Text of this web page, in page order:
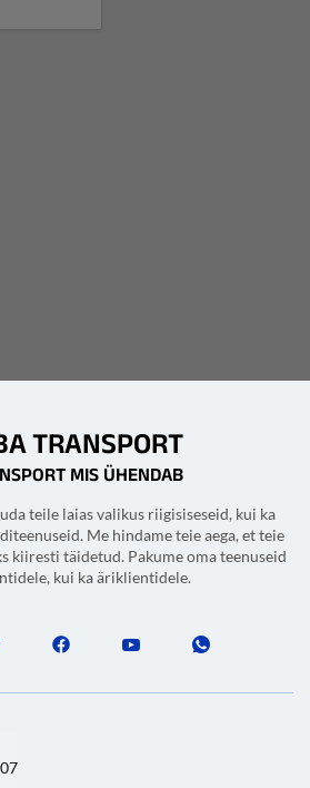
TRANSPORT
MIS ÜHENDAB
teile laias valikus riigisiseseid, kui ka
Me hindame teie aega, et teie
kiiresti täidetud. Pakume oma teenuseid
kui ka äriklientidele.